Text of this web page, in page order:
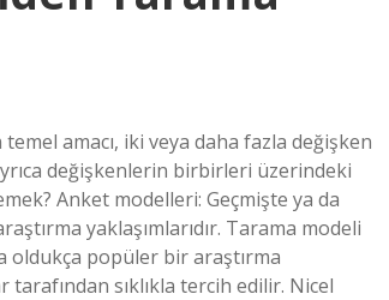
amacı, iki veya daha fazla değişken
değişkenlerin birbirleri üzerindeki
Anket modelleri: Geçmişte ya da
yaklaşımlarıdır. Tarama modeli
oldukça popüler bir araştırma
tarafından sıklıkla tercih edilir. Nicel